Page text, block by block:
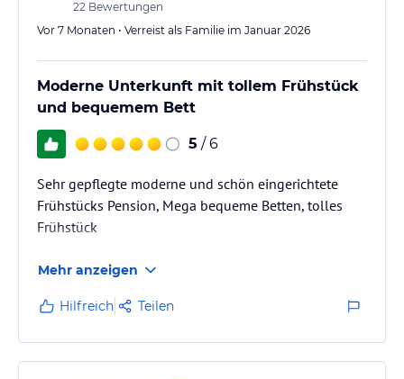
Veganes und glutenfreies Frühstück auf Anfrage.
ohne Gewähr und ohne Prüfung durch HolidayCheck. Bitte
lies vor der Buchung die verbindlichen
22 Bewertungen
Vor 7 Monaten • Verreist als Familie im Januar 2026
Moderne Unterkunft mit tollem Frühstück
und bequemem Bett
5 / 6
Sehr gepflegte moderne und schön eingerichtete
Frühstücks Pension, Mega bequeme Betten, tolles
Frühstück
Mehr anzeigen
Hilfreich Teilen